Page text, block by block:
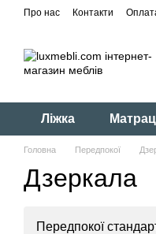
Перейти до основного
Про нас Контакти
Ліжка
Головна Передпокої
Дзеркала
Передпокої